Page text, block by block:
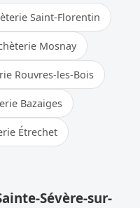
Saint-Florentin
Mosnay
Rouvres-les-Bois
Bazaiges
Étrechet
Sévère-sur-